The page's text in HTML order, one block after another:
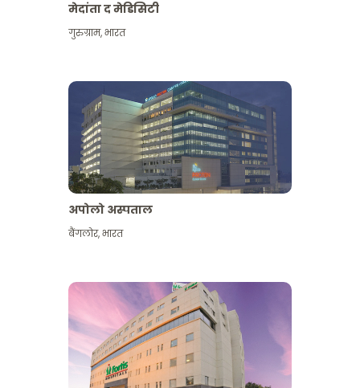
मेदांता द मेडिसिटी
गुरुग्राम,भारत
अपोलो अस्पताल
बैंगलोर,भारत